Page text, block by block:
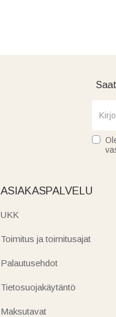
ASIAKASPALVELU
UKK
Toimitus ja toimitusajat
Palautusehdot
Tietosuojakäytäntö
Maksutavat